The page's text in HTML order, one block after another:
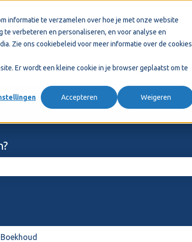
informatie te verzamelen over hoe je met onze website
verbeteren en personaliseren, en voor analyse en
Zie ons cookiebeleid voor meer informatie over de cookies
Er wordt een kleine cookie in je browser geplaatst om te
Accepteren Weigeren
Boekhoud